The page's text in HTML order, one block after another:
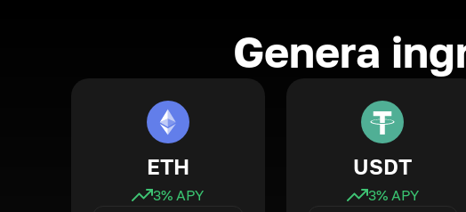
Genera
ETH
3% APY
USDT
3% APY